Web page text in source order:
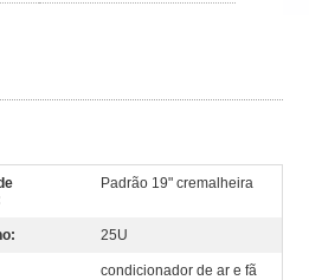
Padrão 19" cremalheira
25U
condicionador de ar e fã